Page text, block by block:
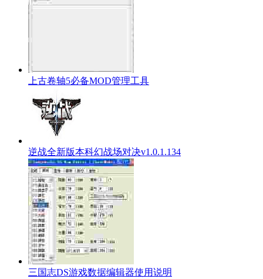
上古卷轴5必备MOD管理工具
逆战全新版本科幻战场对决v1.0.1.134
三国志DS游戏数据编辑器使用说明